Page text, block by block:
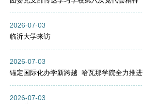
2026-07-03
临沂大学来访
2026-07-03
锚定国际化办学新跨越 哈瓦那学院全力推
2026-07-03